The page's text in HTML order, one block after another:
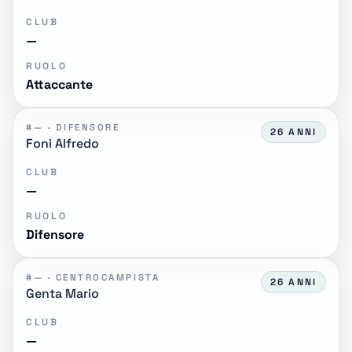
CLUB
—
RUOLO
Attaccante
#— · DIFENSORE
Foni Alfredo
26 ANNI
CLUB
—
RUOLO
Difensore
#— · CENTROCAMPISTA
Genta Mario
26 ANNI
CLUB
—